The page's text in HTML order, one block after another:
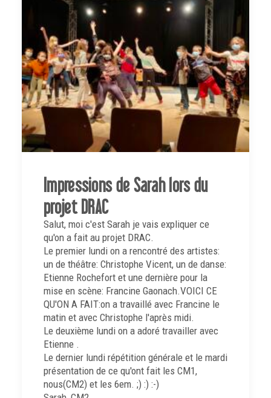
Impressions de Sarah lors du
projet DRAC
Salut, moi c'est Sarah je vais expliquer ce
qu'on a fait au projet DRAC.
Le premier lundi on a rencontré des artistes:
un de théâtre: Christophe Vicent, un de danse:
Etienne Rochefort et une dernière pour la
mise en scène: Francine Gaonach.VOICI CE
QU'ON A FAIT:on a travaillé avec Francine le
matin et avec Christophe l'après midi.
Le deuxième lundi on a adoré travailler avec
Etienne .
Le dernier lundi répétition générale et le mardi
présentation de ce qu'ont fait les CM1,
nous(CM2) et les 6em. ;) :) :-)